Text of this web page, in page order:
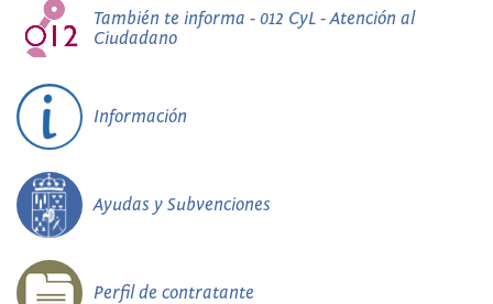
También te informa - 012 CyL - Atención al
Ciudadano
Información
Ayudas y Subvenciones
Perfil de contratante